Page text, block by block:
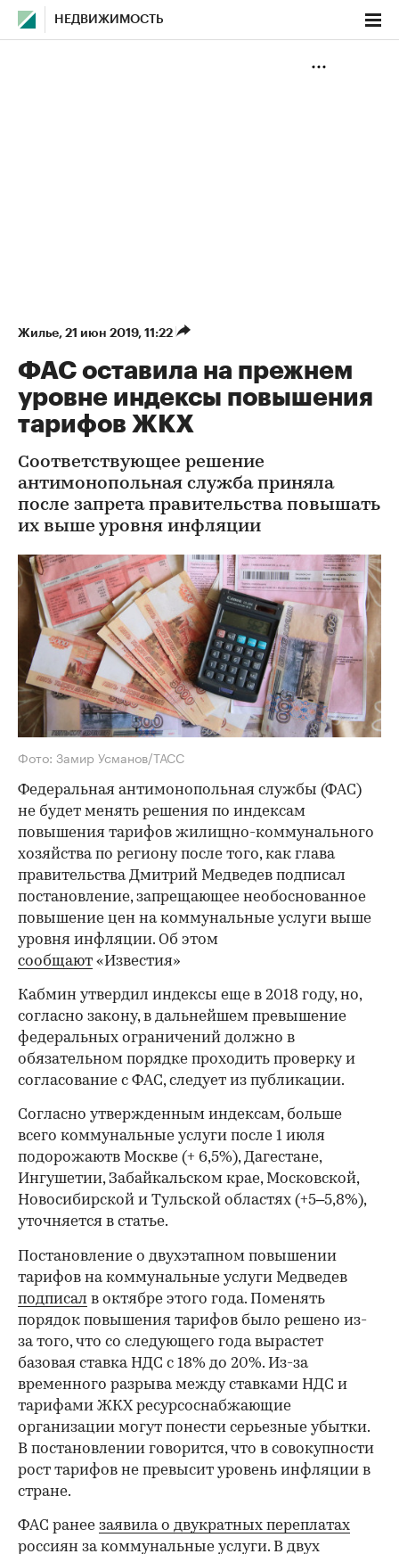
НЕДВИЖИМОСТЬ
Жилье⁠, 21 июн 2019, 11:22
ФАС оставила на прежнем
уровне индексы повышения
тарифов ЖКХ
Соответствующее решение
антимонопольная служба приняла
после запрета правительства повышать
их выше уровня инфляции
Фото: Замир Усманов/ТАСС
Федеральная антимонопольная службы (ФАС)
не будет менять решения по индексам
повышения тарифов жилищно-коммунального
хозяйства по региону после того, как глава
правительства Дмитрий Медведев подписал
постановление, запрещающее необоснованное
повышение цен на коммунальные услуги выше
уровня инфляции. Об этом
сообщают «Известия»
Кабмин утвердил индексы еще в 2018 году, но,
согласно закону, в дальнейшем превышение
федеральных ограничений должно в
обязательном порядке проходить проверку и
согласование с ФАС, следует из публикации.
Cогласно утвержденным индексам, больше
всего коммунальные услуги после 1 июля
подорожаютв Москве (+ 6,5%), Дагестане,
Ингушетии, Забайкальском крае, Московской,
Новосибирской и Тульской областях (+5–5,8%),
уточняется в статье.
Постановление о двухэтапном повышении
тарифов на коммунальные услуги Медведев
подписал в октябре этого года. Поменять
порядок повышения тарифов было решено из-
за того, что со следующего года вырастет
базовая ставка НДС с 18% до 20%. Из-за
временного разрыва между ставками НДС и
тарифами ЖКХ ресурсоснабжающие
организации могут понести серьезные убытки.
В постановлении говорится, что в совокупности
рост тарифов не превысит уровень инфляции в
стране.
ФАС ранее заявила о двукратных переплатах
россиян за коммунальные услуги. В двух